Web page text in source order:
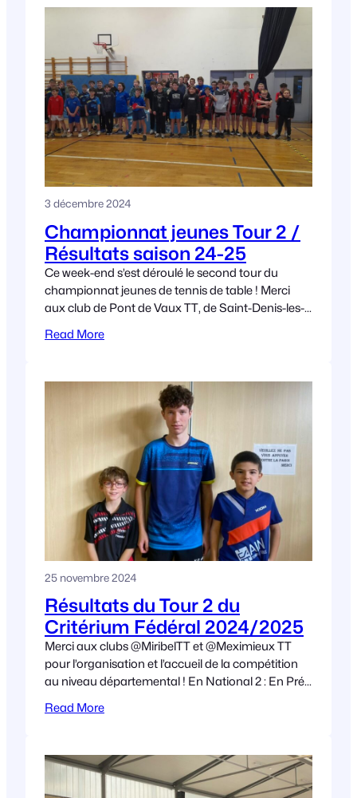
3 décembre 2024
Championnat jeunes Tour 2 /
Résultats saison 24-25
Ce week-end s’est déroulé le second tour du
championnat jeunes de tennis de table ! Merci
aux club de Pont de Vaux TT, de Saint-Denis-les-
Read More
25 novembre 2024
Résultats du Tour 2 du
Critérium Fédéral 2024/2025
Merci aux clubs @MiribelTT et @Meximieux TT
pour l’organisation et l’accueil de la compétition
au niveau départemental ! En National 2 : En Pré-
Read More